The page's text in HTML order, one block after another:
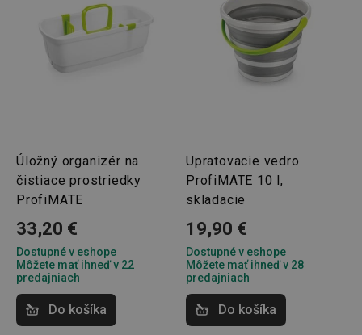
Úložný organizér na
čistiace prostriedky
ProfiMATE
33,20 €
Dostupné v eshope
Môžete mať ihneď v 22
predajniach
Do košíka
Upratovacie vedro
ProfiMATE 10 l,
skladacie
19,90 €
Dostupné v eshope
Môžete mať ihneď v 28
predajniach
Do košíka
základné funkcie webovej lokality, ako prihlásenie
používateľa a správa účtu. Webová lokalita sa nedá
správne používať bez nevyhnutne potrebných
súborov cookie.
Poskytovateľ
Doména
receive-cookie-deprecation
.doubleclick.net